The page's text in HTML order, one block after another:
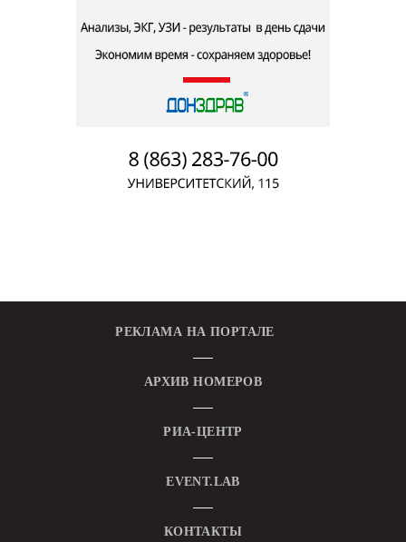
РЕКЛАМА НА ПОРТАЛЕ
АРХИВ НОМЕРОВ
РИА-ЦЕНТР
EVENT.LAB
КОНТАКТЫ